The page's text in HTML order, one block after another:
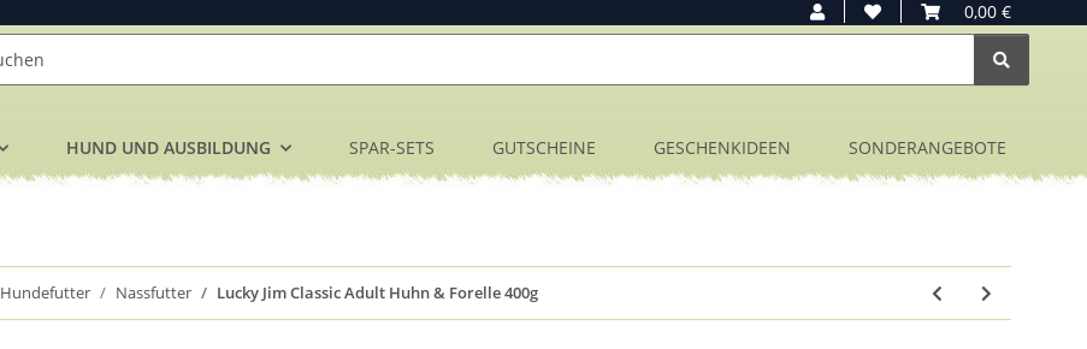
0,00 €
HUND UND AUSBILDUNG SPAR-SETS GUTSCHEINE GESCHENKIDEEN SONDERANGEBOTE
Hundefutter Nassfutter Lucky Jim Classic Adult Huhn & Forelle 400g